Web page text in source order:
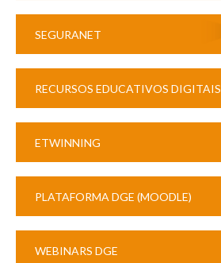
SEGURANET
RECURSOS EDUCATIVOS DIGITAIS
ETWINNING
PLATAFORMA DGE (MOODLE)
WEBINARS DGE